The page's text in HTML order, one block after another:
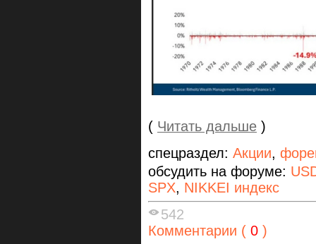
( Читать дальше )
спецраздел: Акции,
обсудить на форуме:
SPX, NIKKEI индекс
542
Комментарии ( 0 )